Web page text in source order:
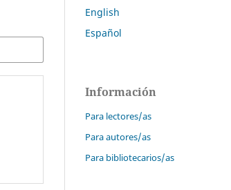
English
Español
Información
Para lectores/as
Para autores/as
Para bibliotecarios/as